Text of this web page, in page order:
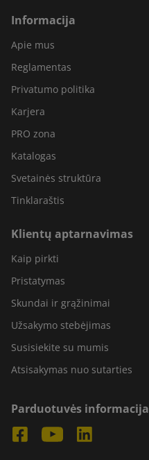
Informacija
Apie mus
Reglamentas
Privatumo politika
Karjera
PRO zona
Katalogas
Svetainės struktūra
Tinklaraštis
Klientų aptarnavimas
Kaip pirkti
Pristatymas
Skundai ir grąžinimai
Užsakymo stebėjimas
Susisiekite su mumis
Atsisakymas nuo sutarties
Parduotuvės informacija